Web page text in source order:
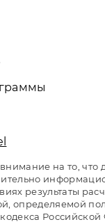
на то, что
результаты
определяемой